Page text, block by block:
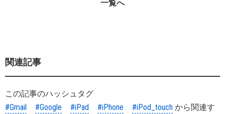
一覧へ
関連記事
この記事のハッシュタグ
#Gmail
#Google #iPad #iPhone #iPod_touch から関連す